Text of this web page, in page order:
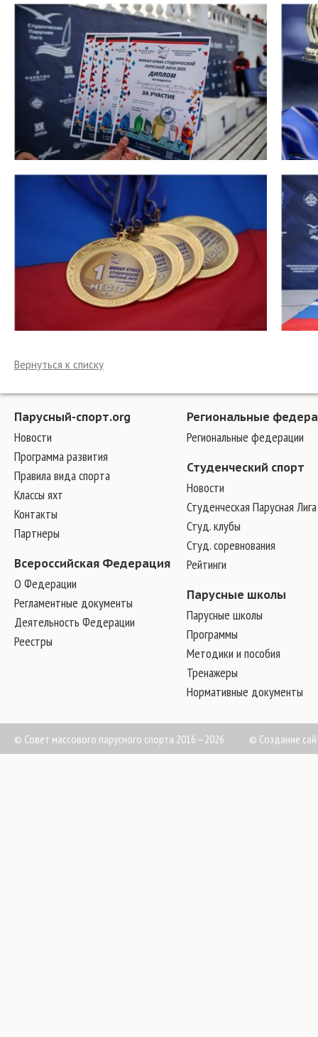
Вернуться к списку
Парусный-спорт.org
Новости
Программа развития
Правила вида спорта
Классы яхт
Контакты
Партнеры
Всероссийская Федерация
О Федерации
Регламентные документы
Деятельность Федерации
Реестры
Региональные
Региональные федерации
Студенческий спорт
Новости
Студенческая Парусная Лига
Студ. клубы
Студ. соревнования
Рейтинги
Парусные школы
Парусные школы
Программы
Методики и пособия
Тренажеры
Нормативные документы
© Совет массового парусного спорта 2016—2026 © Создание